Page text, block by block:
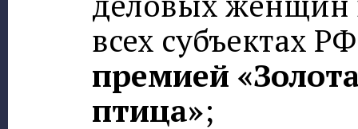
всех субъектах РФ
премией
птица»;